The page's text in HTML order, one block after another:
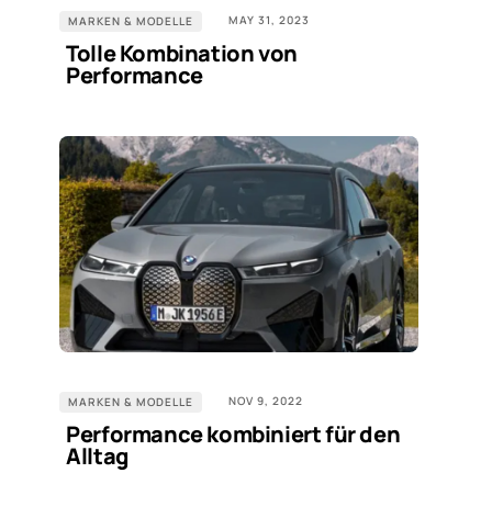
MARKEN & MODELLE MAY 31, 2023
Tolle Kombination von
Performance
MARKEN & MODELLE NOV 9, 2022
Performance kombiniert für den
Alltag